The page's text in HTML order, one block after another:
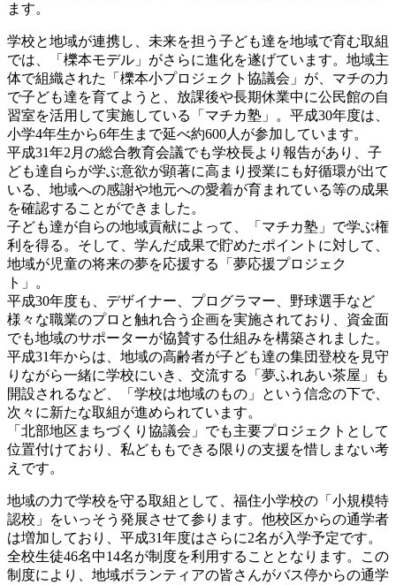
ます。
学校と地域が連携し、未来を担う子ども達を地域で育む取組
では、「櫟本モデル」がさらに進化を遂げています。地域主
体で組織された「櫟本小プロジェクト協議会」が、マチの力
で子ども達を育てようと、放課後や長期休業中に公民館の自
習室を活用して実施している「マチカ塾」。平成30年度は、
小学4年生から6年生まで延べ約600人が参加しています。
平成31年2月の総合教育会議でも学校長より報告があり、子
ども達自らが学ぶ意欲が顕著に高まり授業にも好循環が出て
いる、地域への感謝や地元への愛着が育まれている等の成果
を確認することができました。
子ども達が自らの地域貢献によって、「マチカ塾」で学ぶ権
利を得る。そして、学んだ成果で貯めたポイントに対して、
地域が児童の将来の夢を応援する「夢応援プロジェク
ト」。
平成30年度も、デザイナー、プログラマー、野球選手など
様々な職業のプロと触れ合う企画を実施されており、資金面
でも地域のサポーターが協賛する仕組みを構築されました。
平成31年からは、地域の高齢者が子ども達の集団登校を見守
りながら一緒に学校にいき、交流する「夢ふれあい茶屋」も
開設されるなど、「学校は地域のもの」という信念の下で、
次々に新たな取組が進められています。
「北部地区まちづくり協議会」でも主要プロジェクトとして
位置付けており、私どももできる限りの支援を惜しまない考
えです。
地域の力で学校を守る取組として、福住小学校の「小規模特
認校」をいっそう発展させて参ります。他校区からの通学者
は増加しており、平成31年度はさらに2名が入学予定です。
全校生徒46名中14名が制度を利用することとなります。この
制度により、地域ボランティアの皆さんがバス停からの通学